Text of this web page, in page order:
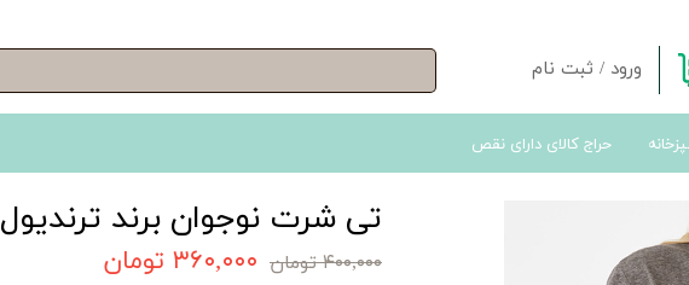
ورود / ثبت نام
تغییر گذر واژه
حراج کالای دارای نقص
تی شرت نوجوان برند ترندیول
۴۰۰,۰۰۰ تومان ۳۶۰,۰۰۰ تومان